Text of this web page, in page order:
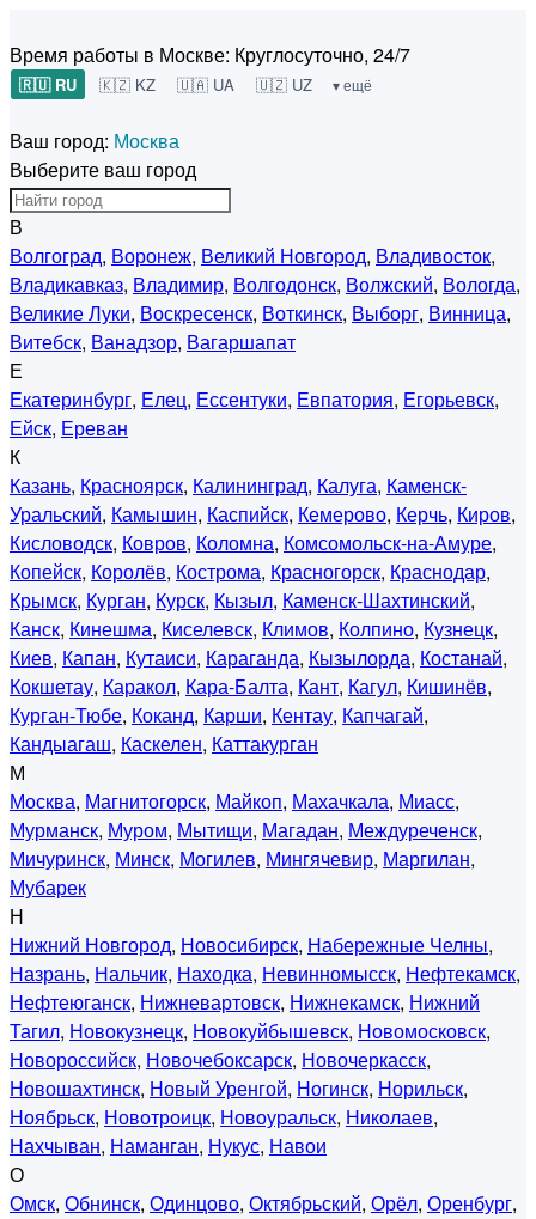
Время работы в Москве: Круглосуточно, 24/7
🇷🇺 RU 🇰🇿 KZ 🇺🇦 UA 🇺🇿 UZ ▾ ещё
Ваш город: Москва
Выберите ваш город
В
Волгоград, Воронеж, Великий Новгород, Владивосток,
Владикавказ, Владимир, Волгодонск, Волжский, Вологда,
Великие Луки, Воскресенск, Воткинск, Выборг, Винница,
Витебск, Ванадзор, Вагаршапат
Е
Екатеринбург, Елец, Ессентуки, Евпатория, Егорьевск,
Ейск, Ереван
К
Казань, Красноярск, Калининград, Калуга, Каменск-
Уральский, Камышин, Каспийск, Кемерово, Керчь, Киров,
Кисловодск, Ковров, Коломна, Комсомольск-на-Амуре,
Копейск, Королёв, Кострома, Красногорск, Краснодар,
Крымск, Курган, Курск, Кызыл, Каменск-Шахтинский,
Канск, Кинешма, Киселевск, Климов, Колпино, Кузнецк,
Киев, Капан, Кутаиси, Караганда, Кызылорда, Костанай,
Кокшетау, Каракол, Кара-Балта, Кант, Кагул, Кишинёв,
Курган-Тюбе, Коканд, Карши, Кентау, Капчагай,
Кандыагаш, Каскелен, Каттакурган
М
Москва, Магнитогорск, Майкоп, Махачкала, Миасс,
Мурманск, Муром, Мытищи, Магадан, Междуреченск,
Мичуринск, Минск, Могилев, Мингячевир, Маргилан,
Мубарек
Н
Нижний Новгород, Новосибирск, Набережные Челны,
Назрань, Нальчик, Находка, Невинномысск, Нефтекамск,
Нефтеюганск, Нижневартовск, Нижнекамск, Нижний
Тагил, Новокузнецк, Новокуйбышевск, Новомосковск,
Новороссийск, Новочебоксарск, Новочеркасск,
Новошахтинск, Новый Уренгой, Ногинск, Норильск,
Ноябрьск, Новотроицк, Новоуральск, Николаев,
Нахчыван, Наманган, Нукус, Навои
О
Омск, Обнинск, Одинцово, Октябрьский, Орёл, Оренбург,